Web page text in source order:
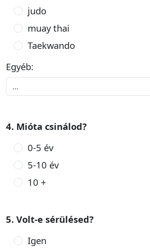
judo
muay thai
Taekwando
Egyéb:
4. Mióta csinálod?
0-5 év
5-10 év
10 +
5. Volt-e sérülésed?
Igen